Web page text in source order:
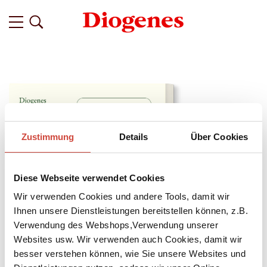
Zustimmung Details Über Cookies
Diese Webseite verwendet Cookies
Wir verwenden Cookies und andere Tools, damit wir
Ihnen unsere Dienstleistungen bereitstellen können, z.B.
Verwendung des Webshops,Verwendung unserer
Websites usw. Wir verwenden auch Cookies, damit wir
besser verstehen können, wie Sie unsere Websites und
Download Bilddatei ↘